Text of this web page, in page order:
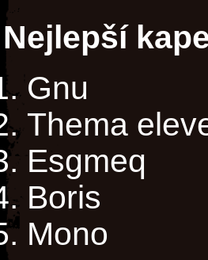
Nejlepší
Gnu
Thema
Esgmeq
Boris
Mono